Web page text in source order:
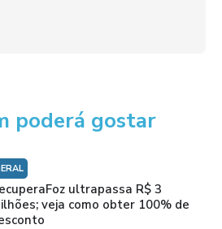
poderá gostar
ultrapassa R$ 3
veja como obter 100% de